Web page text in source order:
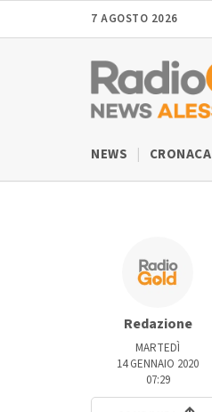
7 AGOSTO 2026
NEWS CRONACA
Redazione
MARTEDÌ
14 GENNAIO 2020
07:29